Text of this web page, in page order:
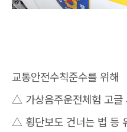
교통안전수칙준수를 위해
△ 가상음주운전체험 고글
△ 횡단보도 건너는 법 등